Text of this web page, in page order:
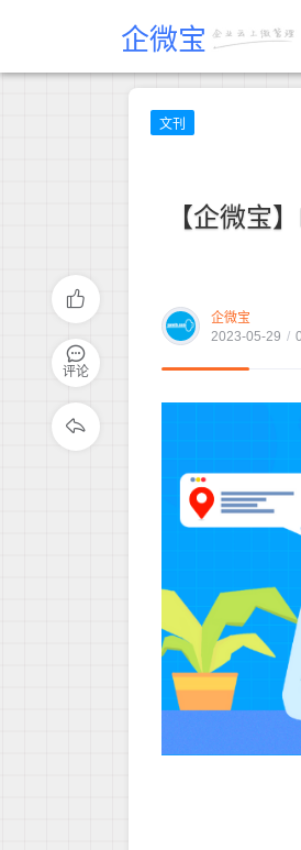
企微宝
文刊
【企微宝
企微宝
2023-05-29 /
评论